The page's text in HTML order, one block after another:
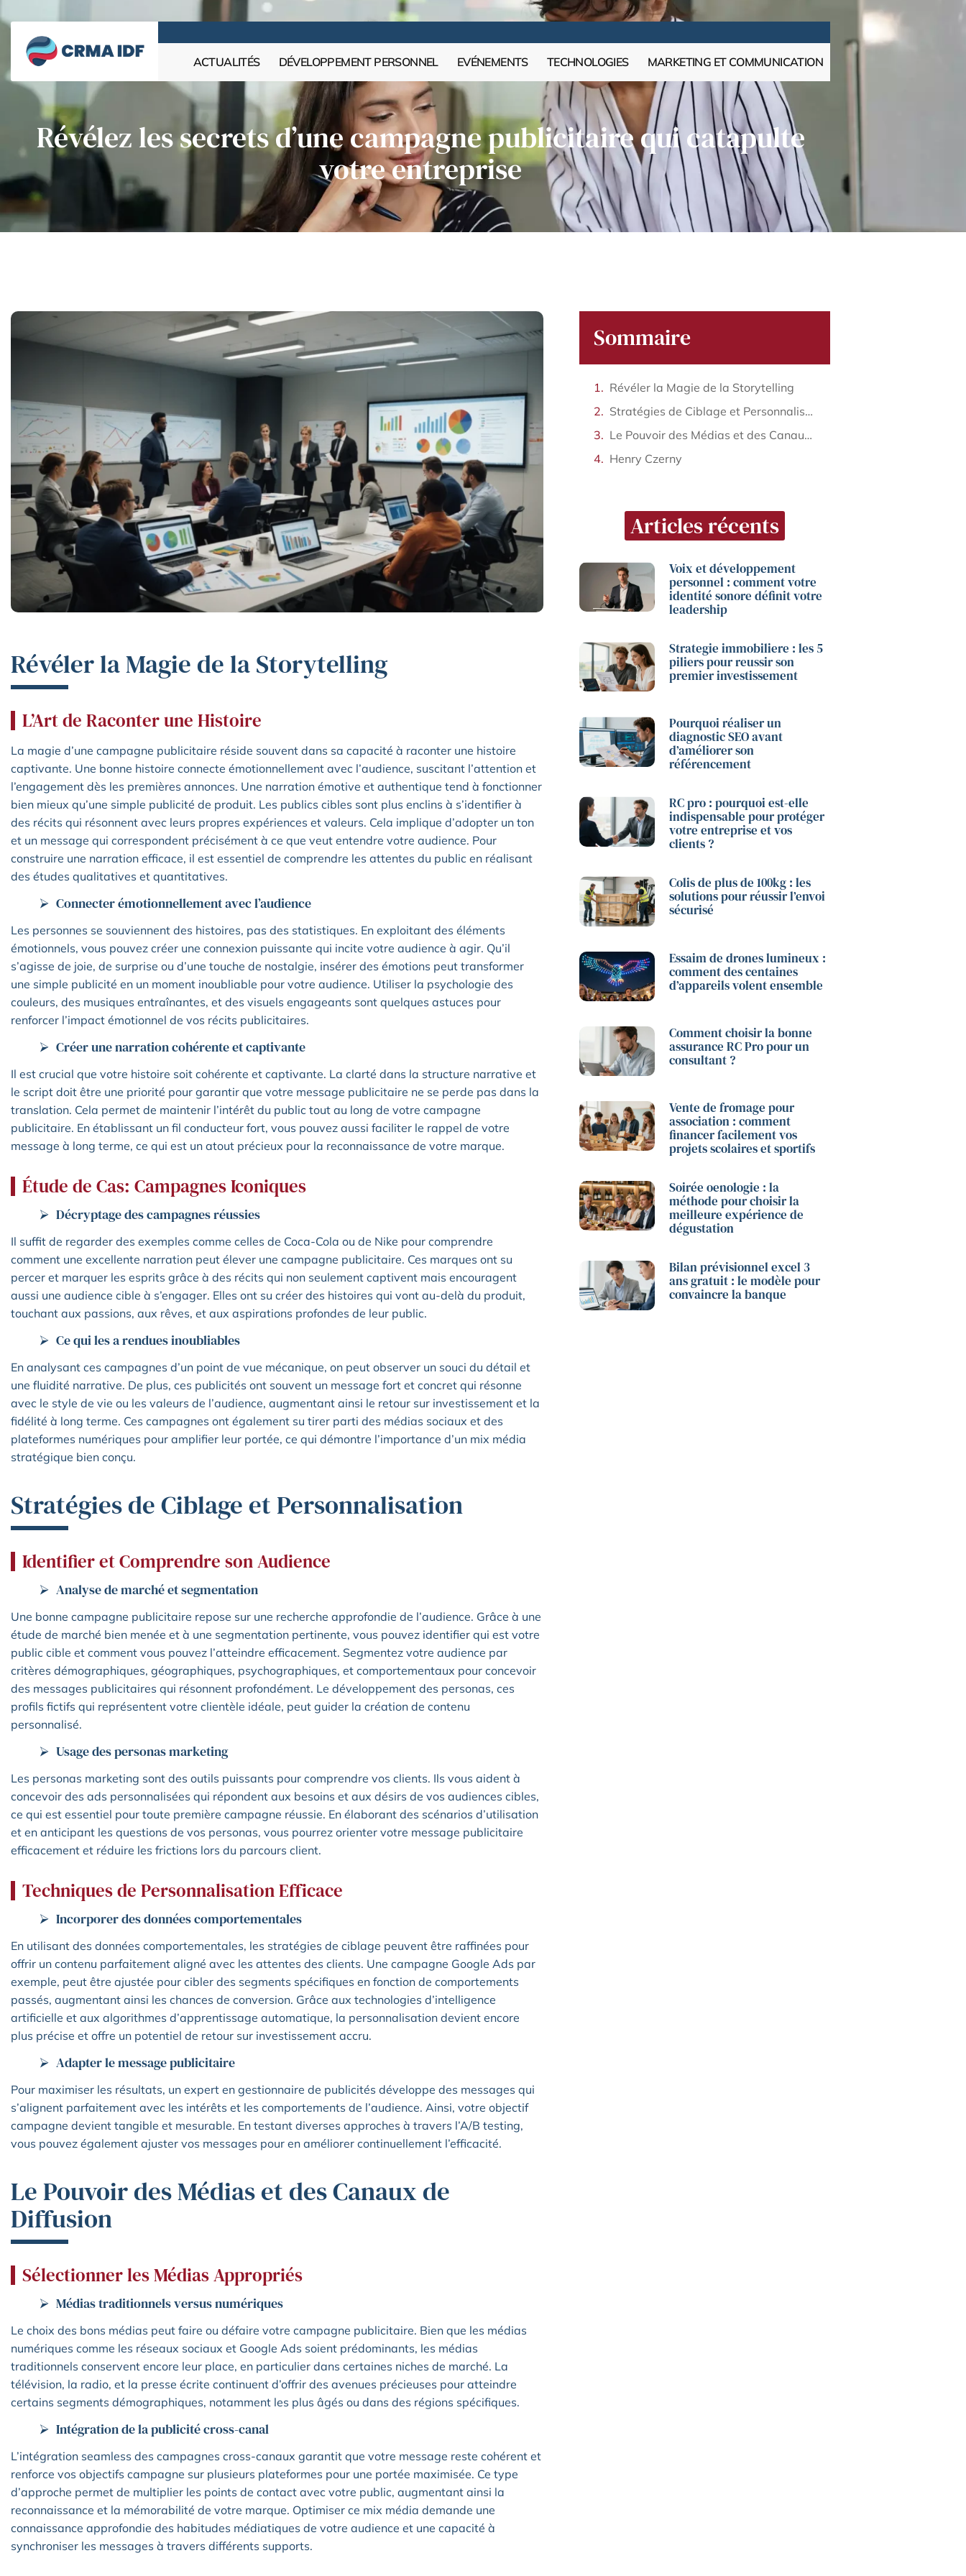
ACTUALITÉS DÉVELOPPEMENT PERSONNEL EVÉNEMENTS TECHNOLOGIES MARKETING ET COMMUNICATION
Révélez les secrets d’une campagne publicitaire qui catapulte
votre entreprise
Révéler la Magie de la Storytelling
L’Art de Raconter une Histoire
La magie d’une campagne publicitaire réside souvent dans sa capacité à raconter une histoire
captivante. Une bonne histoire connecte émotionnellement avec l’audience, suscitant l’attention et
l’engagement dès les premières annonces. Une narration émotive et authentique tend à fonctionner
bien mieux qu’une simple publicité de produit. Les publics cibles sont plus enclins à s’identifier à
des récits qui résonnent avec leurs propres expériences et valeurs. Cela implique d’adopter un ton
et un message qui correspondent précisément à ce que veut entendre votre audience. Pour
construire une narration efficace, il est essentiel de comprendre les attentes du public en réalisant
des études qualitatives et quantitatives.
Connecter émotionnellement avec l’audience
Les personnes se souviennent des histoires, pas des statistiques. En exploitant des éléments
émotionnels, vous pouvez créer une connexion puissante qui incite votre audience à agir. Qu’il
s’agisse de joie, de surprise ou d’une touche de nostalgie, insérer des émotions peut transformer
une simple publicité en un moment inoubliable pour votre audience. Utiliser la psychologie des
couleurs, des musiques entraînantes, et des visuels engageants sont quelques astuces pour
renforcer l’impact émotionnel de vos récits publicitaires.
Créer une narration cohérente et captivante
Il est crucial que votre histoire soit cohérente et captivante. La clarté dans la structure narrative et
le script doit être une priorité pour garantir que votre message publicitaire ne se perde pas dans la
translation. Cela permet de maintenir l’intérêt du public tout au long de votre campagne
publicitaire. En établissant un fil conducteur fort, vous pouvez aussi faciliter le rappel de votre
message à long terme, ce qui est un atout précieux pour la reconnaissance de votre marque.
Étude de Cas: Campagnes Iconiques
Décryptage des campagnes réussies
Il suffit de regarder des exemples comme celles de Coca-Cola ou de Nike pour comprendre
comment une excellente narration peut élever une campagne publicitaire. Ces marques ont su
percer et marquer les esprits grâce à des récits qui non seulement captivent mais encouragent
aussi une audience cible à s’engager. Elles ont su créer des histoires qui vont au-delà du produit,
touchant aux passions, aux rêves, et aux aspirations profondes de leur public.
Ce qui les a rendues inoubliables
En analysant ces campagnes d’un point de vue mécanique, on peut observer un souci du détail et
une fluidité narrative. De plus, ces publicités ont souvent un message fort et concret qui résonne
avec le style de vie ou les valeurs de l’audience, augmentant ainsi le retour sur investissement et la
fidélité à long terme. Ces campagnes ont également su tirer parti des médias sociaux et des
plateformes numériques pour amplifier leur portée, ce qui démontre l’importance d’un mix média
stratégique bien conçu.
Stratégies de Ciblage et Personnalisation
Identifier et Comprendre son Audience
Analyse de marché et segmentation
Une bonne campagne publicitaire repose sur une recherche approfondie de l’audience. Grâce à une
étude de marché bien menée et à une segmentation pertinente, vous pouvez identifier qui est votre
public cible et comment vous pouvez l’atteindre efficacement. Segmentez votre audience par
critères démographiques, géographiques, psychographiques, et comportementaux pour concevoir
des messages publicitaires qui résonnent profondément. Le développement des personas, ces
profils fictifs qui représentent votre clientèle idéale, peut guider la création de contenu
personnalisé.
Usage des personas marketing
Les personas marketing sont des outils puissants pour comprendre vos clients. Ils vous aident à
concevoir des ads personnalisées qui répondent aux besoins et aux désirs de vos audiences cibles,
ce qui est essentiel pour toute première campagne réussie. En élaborant des scénarios d’utilisation
et en anticipant les questions de vos personas, vous pourrez orienter votre message publicitaire
efficacement et réduire les frictions lors du parcours client.
Techniques de Personnalisation Efficace
Incorporer des données comportementales
En utilisant des données comportementales, les stratégies de ciblage peuvent être raffinées pour
offrir un contenu parfaitement aligné avec les attentes des clients. Une campagne Google Ads par
exemple, peut être ajustée pour cibler des segments spécifiques en fonction de comportements
passés, augmentant ainsi les chances de conversion. Grâce aux technologies d’intelligence
artificielle et aux algorithmes d’apprentissage automatique, la personnalisation devient encore
plus précise et offre un potentiel de retour sur investissement accru.
Adapter le message publicitaire
Pour maximiser les résultats, un expert en gestionnaire de publicités développe des messages qui
s’alignent parfaitement avec les intérêts et les comportements de l’audience. Ainsi, votre objectif
campagne devient tangible et mesurable. En testant diverses approches à travers l’A/B testing,
vous pouvez également ajuster vos messages pour en améliorer continuellement l’efficacité.
Le Pouvoir des Médias et des Canaux de
Diffusion
Sélectionner les Médias Appropriés
Médias traditionnels versus numériques
Le choix des bons médias peut faire ou défaire votre campagne publicitaire. Bien que les médias
numériques comme les réseaux sociaux et Google Ads soient prédominants, les médias
traditionnels conservent encore leur place, en particulier dans certaines niches de marché. La
télévision, la radio, et la presse écrite continuent d’offrir des avenues précieuses pour atteindre
certains segments démographiques, notamment les plus âgés ou dans des régions spécifiques.
Intégration de la publicité cross-canal
L’intégration seamless des campagnes cross-canaux garantit que votre message reste cohérent et
renforce vos objectifs campagne sur plusieurs plateformes pour une portée maximisée. Ce type
d’approche permet de multiplier les points de contact avec votre public, augmentant ainsi la
reconnaissance et la mémorabilité de votre marque. Optimiser ce mix média demande une
connaissance approfondie des habitudes médiatiques de votre audience et une capacité à
synchroniser les messages à travers différents supports.
Sommaire
Révéler la Magie de la Storytelling
Stratégies de Ciblage et Personnalisation
Le Pouvoir des Médias et des Canaux de Diffusion
Henry Czerny
Articles récents
Voix et développement
personnel : comment votre
identité sonore définit votre
leadership
Strategie immobiliere : les 5
piliers pour reussir son
premier investissement
Pourquoi réaliser un
diagnostic SEO avant
d’améliorer son
référencement
RC pro : pourquoi est-elle
indispensable pour protéger
votre entreprise et vos
clients ?
Colis de plus de 100kg : les
solutions pour réussir l’envoi
sécurisé
Essaim de drones lumineux :
comment des centaines
d’appareils volent ensemble
Comment choisir la bonne
assurance RC Pro pour un
consultant ?
Vente de fromage pour
association : comment
financer facilement vos
projets scolaires et sportifs
Soirée oenologie : la
méthode pour choisir la
meilleure expérience de
dégustation
Bilan prévisionnel excel 3
ans gratuit : le modèle pour
convaincre la banque